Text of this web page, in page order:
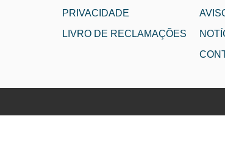
PRIVACIDADE
LIVRO DE RECLAMAÇÕES